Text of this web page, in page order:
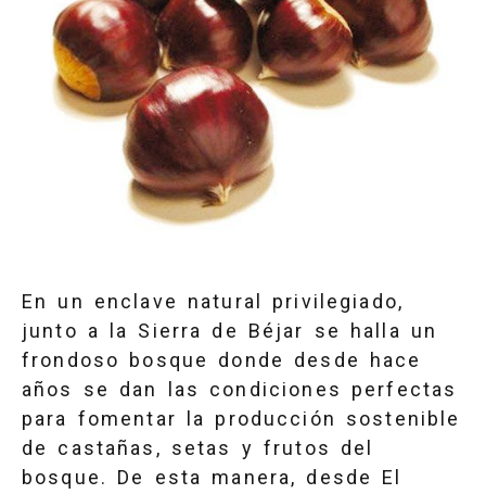
En un enclave natural privilegiado,
junto a la Sierra de Béjar se halla un
frondoso bosque donde desde hace
años se dan las condiciones perfectas
para fomentar la producción sostenible
de castañas, setas y frutos del
bosque. De esta manera, desde El